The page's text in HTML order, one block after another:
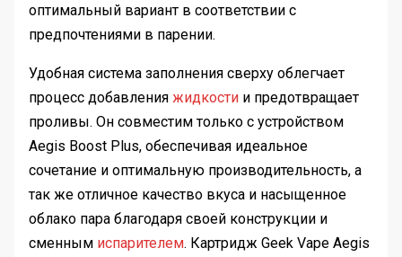
оптимальный вариант в соответствии с
предпочтениями в парении.
Удобная система заполнения сверху облегчает
процесс добавления жидкости и предотвращает
проливы. Он совместим только с устройством
Aegis Boost Plus, обеспечивая идеальное
сочетание и оптимальную производительность, а
так же отличное качество вкуса и насыщенное
облако пара благодаря своей конструкции и
сменным испарителем. Картридж Geek Vape Aegis